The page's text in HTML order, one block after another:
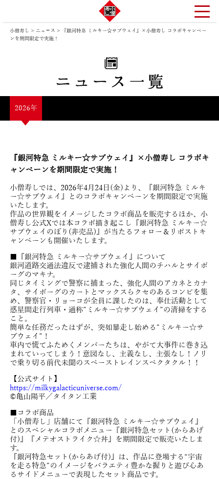
小僧寿し > ニュ－ス >
『銀河特急 ミルキー☆サブウェイ』×小僧寿し コラボキャンペー
ンを期間限定で実施！
2026年
『銀河特急 ミルキー☆サブウェイ』×小僧寿し コラボキ
ャンペーンを期間限定で実施！
小僧寿しでは、2026年4月24日(金)より、『銀河特急 ミルキ
ー☆サブウェイ』とのコラボキャンペーンを期間限定で実施
いたします。
作品の世界観をイメージしたコラボ商品を販売するほか、小
僧寿し公式Xでは本コラボ描き起こし『銀河特急 ミルキー☆
サブウェイのぼり(非売品)』が当たるフォロー＆リポストキ
ャンペーンも開催いたします。
■『銀河特急 ミルキー☆サブウェイ』について
銀河道路交通法違反で逮捕された強化人間のチハルとサイボ
ーグのマキナ。
同じタイミングで警察に捕まった、強化人間のアカネとカナ
タ、サイボーグのカートとマックスらクセのあるコンビを集
め、警察官・リョーコが全員に課したのは、奉仕活動として
惑星間走行列車・通称”ミルキー☆サブウェイ”の清掃をする
こと。
簡単な任務だったはずが、突如暴走し始める”ミルキー☆サ
ブウェイ”！
車内で慌てふためくメンバーたちは、やがて大事件に巻き込
まれていってしまう！意図なし、主義なし、主張なし！ノリ
で乗り切る前代未聞のスペーストレインスペクタクル！！
【公式サイト】
https://milkygalacticuniverse.com/
©亀山陽平／タイタン工業
■コラボ商品
「小僧寿し」店舗にて『銀河特急 ミルキー☆サブウェイ』
とのスペシャルコラボメニュー『銀河特急セット(からあげ
付)』『メテオストライク☆丼』を期間限定で販売いたしま
す。
『銀河特急セット(からあげ付)』は、作品に登場する“宇宙
を走る特急”のイメージをバラエティ豊かな握りと遊び心あ
るサイドメニューで表現したセット商品です。